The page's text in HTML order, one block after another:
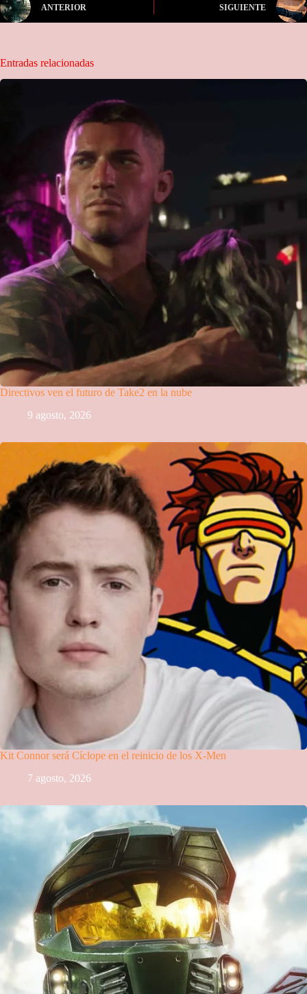
ANTERIOR SIGUIENTE
Entradas relacionadas
Directivos ven el futuro de Take2 en la nube
9 agosto, 2026
Kit Connor será Cíclope en el reinicio de los X-Men
7 agosto, 2026